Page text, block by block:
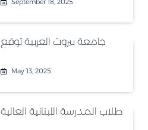
September 18, 2025
جامعة بيروت العربية توقع
May 13, 2025
طلاب المدرسة اللبنانية العالية